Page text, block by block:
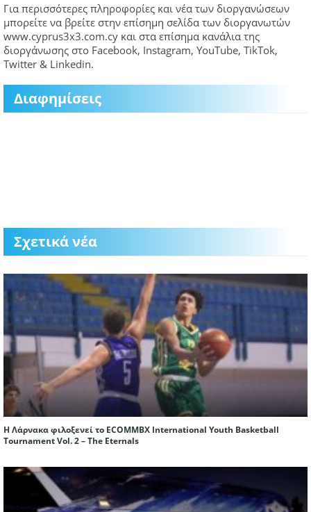
Για περισσότερες πληροφορίες και νέα των διοργανώσεων
μπορείτε να βρείτε στην επίσημη σελίδα των διοργανωτών
www.cyprus3x3.com.cy και στα επίσημα κανάλια της
διοργάνωσης στο Facebook, Instagram, YouTube, TikTok,
Twitter & Linkedin.
Διαφημίσεις
Σχετικά νέα
Η Λάρνακα φιλοξενεί το ECOMMBX International Youth Basketball
Tournament Vol. 2 – The Eternals